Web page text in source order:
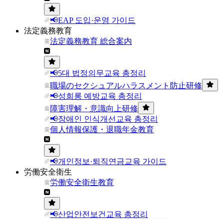
📢EAP 도입·운영 가이드
法定義務教育
法定義務教育 総合案内
📢5대 법정의무교육 총정리
職場のセクシュアルハラスメント防止研修
📢성희롱 예방교육 총정리
障害理解・意識向上研修
📢장애인 인식개선교육 총정리
個人情報保護・退職年金教育
📢개인정보·퇴직연금교육 가이드
労働安全衛生
労働安全衛生教育
📢산업안전보건교육 총정리